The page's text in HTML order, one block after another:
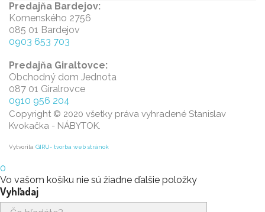
Predajňa Bardejov:
Komenského 2756
085 01 Bardejov
0903 653 703
Predajňa Giraltovce:
Obchodný dom Jednota
087 01 Giralrovce
0910 956 204
Copyright © 2020 všetky práva vyhradené Stanislav
Kvokačka - NÁBYTOK.
Vytvorila GIRU- tvorba web stránok
0
Vo vašom košíku nie sú žiadne ďalšie položky
Vyhľadaj